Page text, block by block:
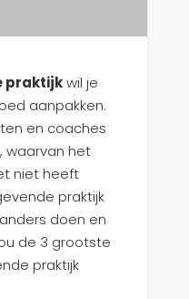
praktijkwil je
aanpakken.
en coaches
waarvan het
niet heeft
praktijk
doen en
de 3 grootste
praktijk